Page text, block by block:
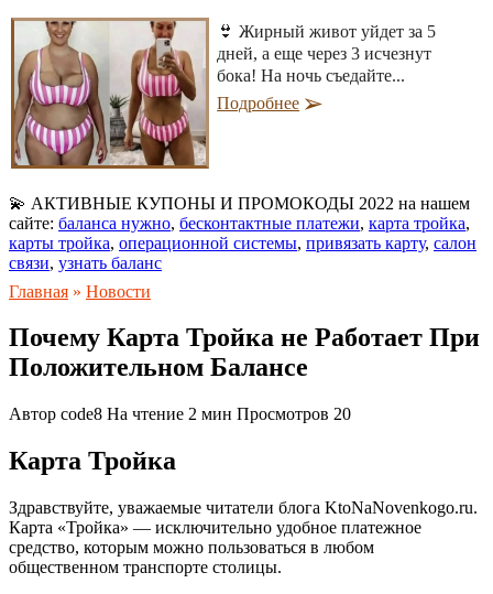
👙 Жирный живот уйдет за 5
дней, а еще через 3 исчезнут
бока! На ночь съедайте...
Подробнее
💫 АКТИВНЫЕ КУПОНЫ И ПРОМОКОДЫ 2022 на нашем
сайте: баланса нужно, бесконтактные платежи, карта тройка,
карты тройка, операционной системы, привязать карту, салон
связи, узнать баланс
Главная » Новости
Почему Карта Тройка не Работает При
Положительном Балансе
Автор code8 На чтение 2 мин Просмотров 20
Карта Тройка
Здравствуйте, уважаемые читатели блога KtoNaNovenkogo.ru.
Карта «Тройка» — исключительно удобное платежное
средство, которым можно пользоваться в любом
общественном транспорте столицы.